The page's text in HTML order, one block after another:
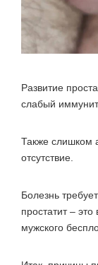
Развитие
слабый
Также слишком
отсутствие.
Болезнь
простатит –
мужского